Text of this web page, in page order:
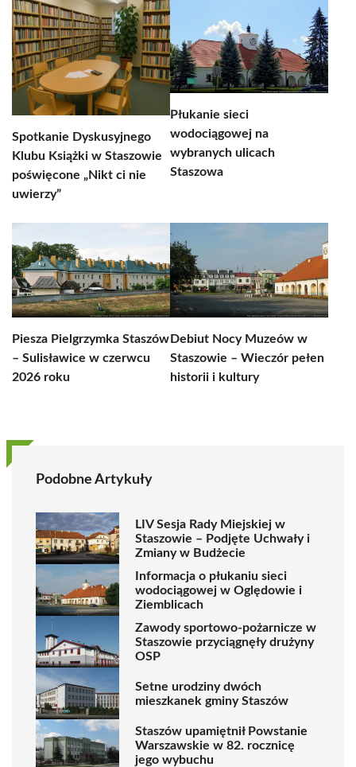
Spotkanie Dyskusyjnego
Klubu Książki w Staszowie
poświęcone „Nikt ci nie
uwierzy”
Płukanie sieci
wodociągowej na
wybranych ulicach
Staszowa
Piesza Pielgrzymka Staszów
– Sulisławice w czerwcu
2026 roku
Debiut Nocy Muzeów w
Staszowie – Wieczór pełen
historii i kultury
Podobne Artykuły
LIV Sesja Rady Miejskiej w
Staszowie – Podjęte Uchwały i
Zmiany w Budżecie
Informacja o płukaniu sieci
wodociągowej w Oględowie i
Ziemblicach
Zawody sportowo-pożarnicze w
Staszowie przyciągnęły drużyny
OSP
Setne urodziny dwóch
mieszkanek gminy Staszów
Staszów upamiętnił Powstanie
Warszawskie w 82. rocznicę
jego wybuchu